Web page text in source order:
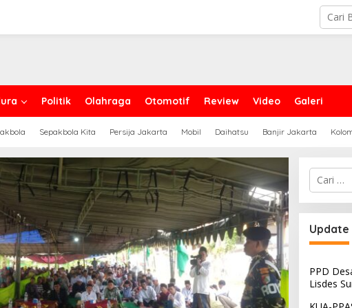
Politik Olahraga Otomotif Review Video Galeri
Sepakbola Kita Persija Jakarta Mobil Daihatsu Banjir Jakarta
Cari
untuk:
Update
PPD
Lisdes